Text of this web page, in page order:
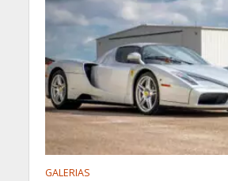
GALERIAS